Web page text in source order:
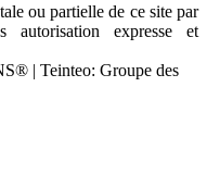
ou partielle de ce site par
autorisation expresse et
| Teinteo: Groupe des